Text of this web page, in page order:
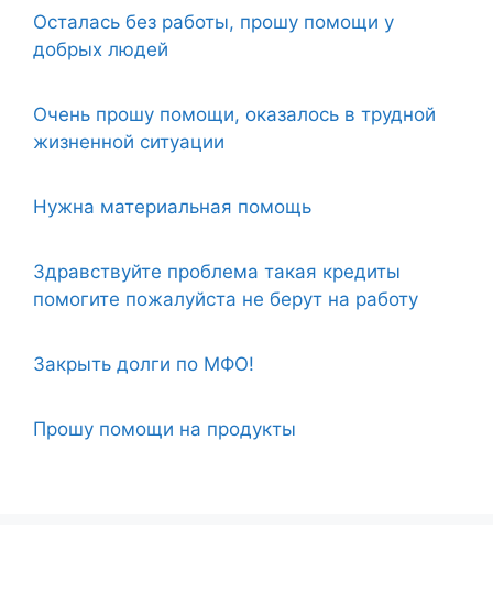
Осталась без работы, прошу помощи у
добрых людей
Очень прошу помощи, оказалось в трудной
жизненной ситуации
Нужна материальная помощь
Здравствуйте проблема такая кредиты
помогите пожалуйста не берут на работу
Закрыть долги по МФО!
Прошу помощи на продукты